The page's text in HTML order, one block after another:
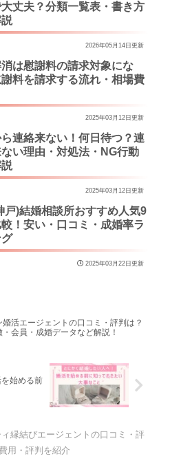
丈夫？分類一覧表・書き方
2026年05月14日更新
消は慰謝料の請求対象にな
料を請求する流れ・相場費
2025年03月12日更新
連絡来ない！何日待つ？連
い理由・対処法・NG行動
2025年03月12日更新
戸)結婚相談所おすすめ人気9
！安い・口コミ・成婚率ラ
2025年03月22日更新
婚活エージェントの口コミ・評判は？
・会員・成婚データなど解説！
始める前
縁結びエージェントの口コミ・評
用・評判を紹介